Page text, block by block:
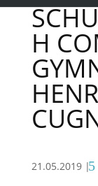
H
21.05.2019|